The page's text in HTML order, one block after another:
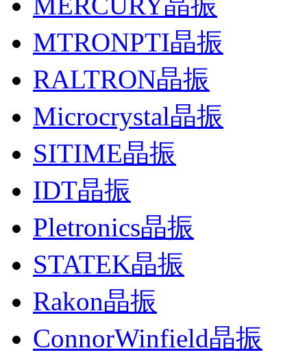
MTRONPTI晶振
RALTRON晶振
Microcrystal晶振
SITIME晶振
IDT晶振
Pletronics晶振
STATEK晶振
Rakon晶振
ConnorWinfield晶振